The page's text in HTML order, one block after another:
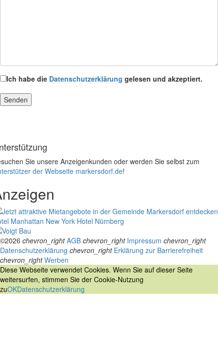
Ich habe die Datenschutzerklärung gelesen und akzeptiert.
Sie unsere Anzeigenkunden oder werden Sie selbst zum
der Webseite markersdorf.de!
Manhattan New York Hotel Nürnberg
©2026 chevron_right AGB chevron_right Impressum chevron_right
Datenschutzerklärung chevron_right Erklärung zur Barrierefreiheit
chevron_right Werben
Diese Webseite verwendet Cookies. Wenn Sie auf dieser Seite
weitersurfen, stimmen Sie der Cookie-Nutzung
zuOKDatenschutzerklärung